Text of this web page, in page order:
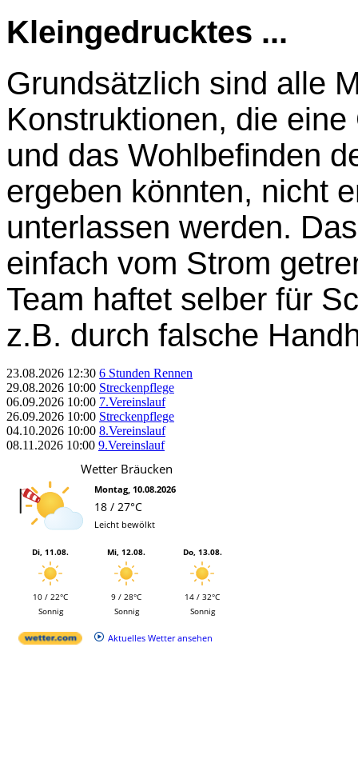
Kleingedrucktes ...
Grundsätzlich sind alle
Konstruktionen, die
und das Wohlbefinden
ergeben könnten, nicht
unterlassen werden.
einfach vom Strom
Team haftet selber für
z.B. durch falsche
23.08.2026 12:30 6 Stunden Rennen
29.08.2026 10:00 Streckenpflege
06.09.2026 10:00 7.Vereinslauf
26.09.2026 10:00 Streckenpflege
04.10.2026 10:00 8.Vereinslauf
08.11.2026 10:00 9.Vereinslauf
Wetter Bräucken
Montag, 10.08.2026
18 / 27°C
Leicht bewölkt
Di, 11.08.
10 / 22°C
Sonnig
Mi, 12.08.
9 / 28°C
Sonnig
Do, 13.08.
14 / 32°C
Sonnig
Aktuelles Wetter ansehen